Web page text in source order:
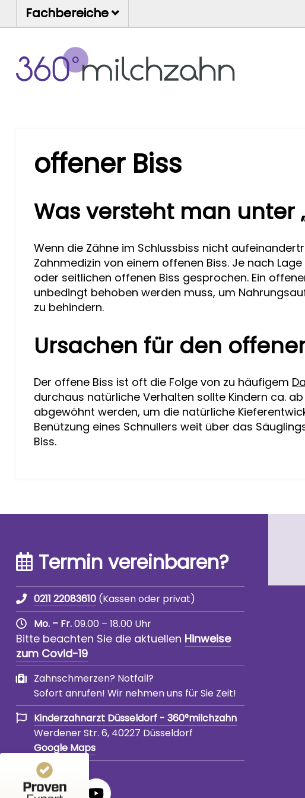
Fachbereiche
offener Biss
Was versteht man unter
Wenn die Zähne im Schlussbiss nicht
Zahnmedizin von einem offenen Biss. Je nach
oder seitlichen offenen Biss gesprochen. Ein
unbedingt behoben werden muss, um
zu behindern.
Ursachen für den
Der offene Biss ist oft die Folge von zu häufigem
durchaus natürliche Verhalten sollte Kindern ca.
abgewöhnt werden, um die natürliche
Benützung eines Schnullers weit über das
Biss.
Termin vereinbaren?
0211 22083610 (Kassen oder privat)
Mo. – Fr.09.00 – 18.00 Uhr
Bitte beachten Sie die aktuellen Hinweise
zum Covid-19
Zahnschmerzen? Notfall?
Sofort anrufen! Wir nehmen uns für Sie Zeit!
Kinderzahnarzt Düsseldorf - 360°milchzahn
Werdener Str. 6, 40227 Düsseldorf
Google Maps
360° 360°
360°
Kundenbewertungen und Erfahrungen zu
100
%
Empfehlungen auf
ProvenExpert.com
SEHR GUT
4,86
/
5,00
28
ProvenExpert.com
3.388
Bewertungen von
anderen Quellen